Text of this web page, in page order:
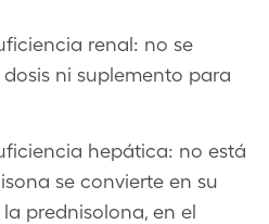
renal: no se
ni suplemento para
hepática: no está
se convierte en su
prednisolona, en el